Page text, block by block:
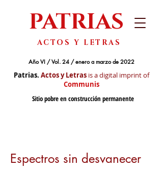
PATRIAS
Sitio pobre en construcción permanente
ACTOS Y LETRAS
Año VI / Vol. 24 / enero a marzo de 2022
Patrias. Actos y Letras is a digital imprint of
Communis
Espectros sin desvanecer